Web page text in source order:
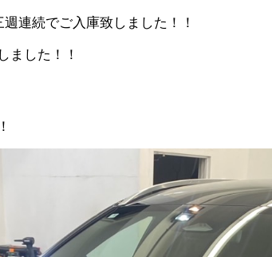
連続でご入庫致しました！！
ました！！